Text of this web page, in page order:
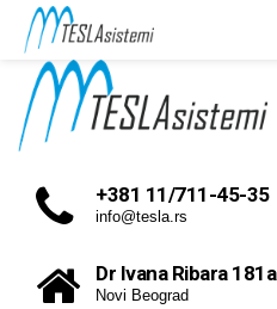
+381 11/711-45-35
info@tesla.rs
Dr Ivana Ribara 181a
Novi Beograd